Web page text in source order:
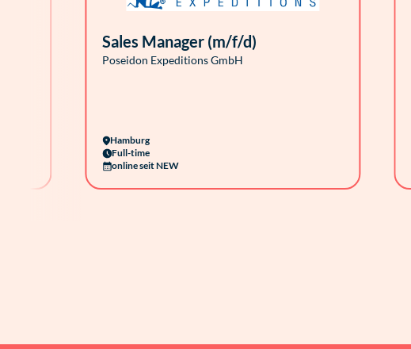
Sales Manager (m/f/d)
Poseidon Expeditions GmbH
Hamburg
Full-time
online seit NEW